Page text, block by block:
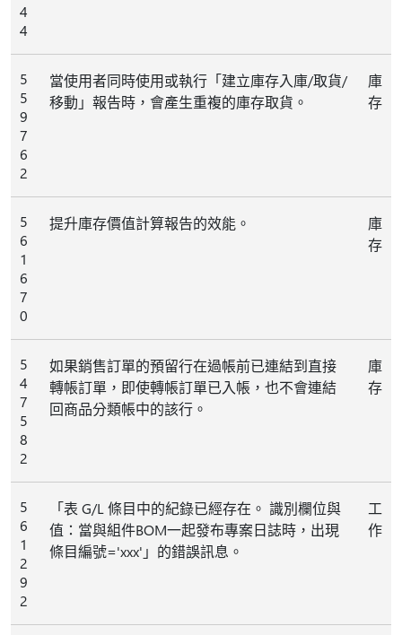
4
4
5
5
9
7
6
2
當使用者同時使用或執行「建立庫存入庫/取貨/
移動」報告時，會產生重複的庫存取貨。
庫
存
5
6
1
6
7
0
提升庫存價值計算報告的效能。
庫
存
5
4
7
5
8
2
如果銷售訂單的預留行在過帳前已連結到直接
轉帳訂單，即使轉帳訂單已入帳，也不會連結
回商品分類帳中的該行。
庫
存
5
6
1
2
9
2
「表 G/L 條目中的紀錄已經存在。 識別欄位與
值：當與組件BOM一起發布專案日誌時，出現
條目編號='xxx'」的錯誤訊息。
工
作